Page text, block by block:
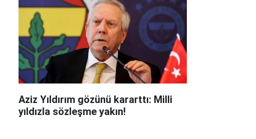
Aziz Yıldırım gözünü kararttı: Milli
yıldızla sözleşme yakın!